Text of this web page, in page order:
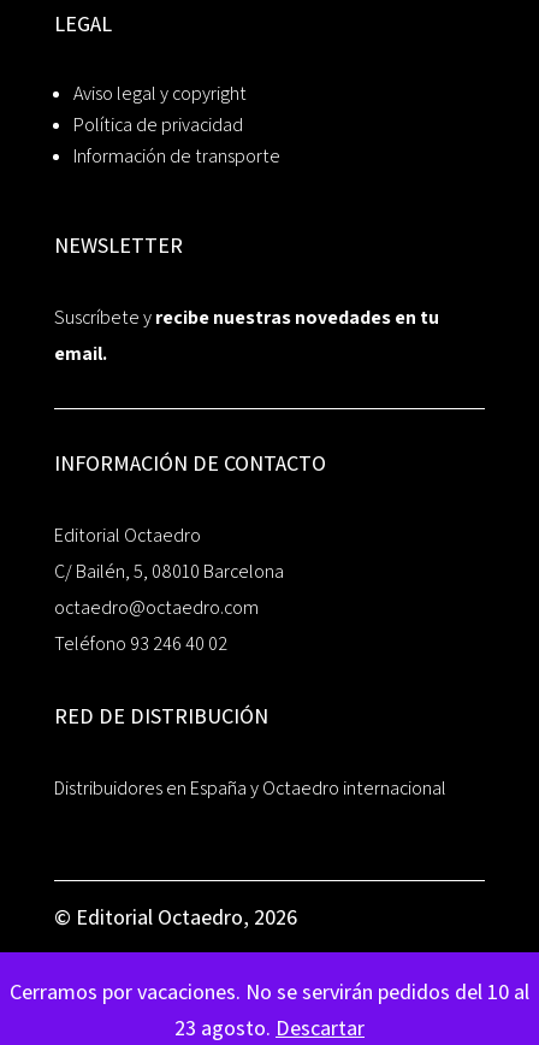
Cerramos por vacaciones. No se servirán pedidos del 10 al
23 agosto. Descartar
LEGAL
Aviso legal y copyright
Política de privacidad
Información de transporte
NEWSLETTER
Suscríbete yrecibe nuestras novedades en tu
email.
INFORMACIÓN DE CONTACTO
Editorial Octaedro
C/ Bailén, 5, 08010 Barcelona
octaedro@octaedro.com
Teléfono 93 246 40 02
RED DE DISTRIBUCIÓN
Distribuidores en España y Octaedro internacional
© Editorial Octaedro, 2026